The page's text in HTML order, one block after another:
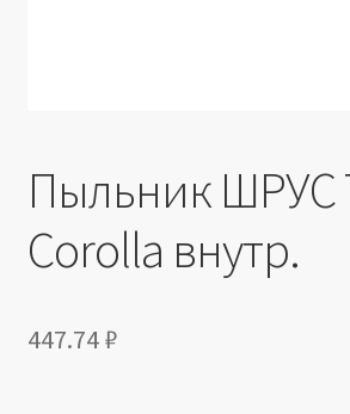
Пыльник ШРУС
Corolla внутр.
447.74₽